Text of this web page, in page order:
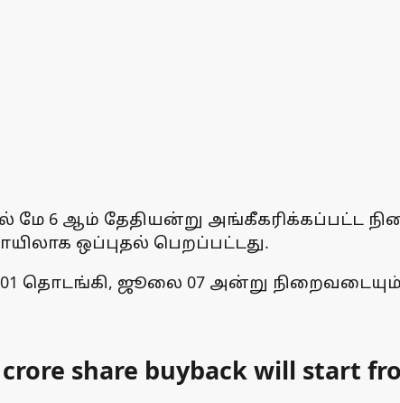
மே 6 ஆம் தேதியன்று அங்கீகரிக்கப்பட்ட
ஒப்புதல் பெறப்பட்டது.
தொடங்கி, ஜூலை 07 அன்று
share buyback will start